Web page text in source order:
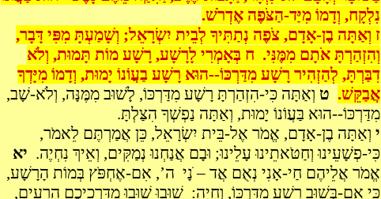
נִלְקָח, וְדָמוֹ מִיַּד-הַצֹּפֶה אֶדְרֹשׁ.
ז וְאַתָּה בֶן-אָדָם, צֹפֶה נְתַתִּיךָ לְבֵית יִשְׂרָאֵל; וְשָׁמַעְתָּ מִפִּי דָּבָר,
וְהִזְהַרְתָּ אֹתָם מִמֶּנִּי. ח בְּאָמְרִי לָרָשָׁע, רָשָׁע מוֹת תָּמוּת, וְלֹא
דִבַּרְתָּ, לְהַזְהִיר רָשָׁע מִדַּרְכּוֹ--הוּא רָשָׁע בַעֲוֹנוֹ יָמוּת, וְדָמוֹ מִיָּדְךָ
אֲבַקֵּשׁ. ט וְאַתָּה כִּי-הִזְהַרְתָּ רָשָׁע מִדַּרְכּוֹ, לָשׁוּב מִמֶּנָּה, וְלֹא-שָׁב,
מִדַּרְכּוֹ--הוּא בַּעֲוֹנוֹ יָמוּת, וְאַתָּה נַפְשְׁךָ הִצַּלְתָּ.
י וְאַתָּה בֶן-אָדָם, אֱמֹר אֶל-בֵּית יִשְׂרָאֵל, כֵּן אֲמַרְתֶּם לֵאמֹר,
כִּי-פְשָׁעֵינוּ וְחַטֹּאתֵינוּ עָלֵינוּ; וּבָם אֲנַחְנוּ נְמַקִּים, וְאֵיךְ נִחְיֶה. יא
אֱמֹר אֲלֵיהֶם חַי-אָנִי נְאֻם אֲד – ֹנָי ה’, אִם-אֶחְפֹּץ בְּמוֹת הָרָשָׁע,
כִּי אִם-בְּשׁוּב רָשָׁע מִדַּרְכּוֹ, וְחָיָה: שׁוּבוּ שׁוּבוּ מִדַּרְכֵיכֶם הָרָעִים,